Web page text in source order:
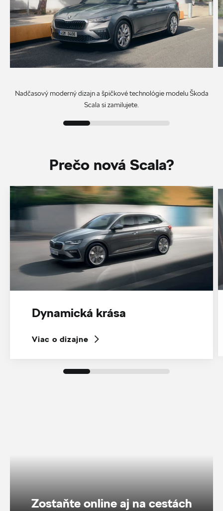
Nadčasový moderný dizajn a špičkové technológie modelu Škoda
Scala si zamilujete.
Prečo nová Scala?
Dynamická krása
Viac o dizajne
Zostaňte online aj na cestách